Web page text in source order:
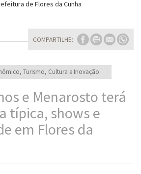
COMPARTILHE:
Turismo, Cultura e Inovação
e Menarosto terá
típica, shows e
em Flores da